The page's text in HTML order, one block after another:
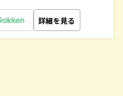
詳細を見る